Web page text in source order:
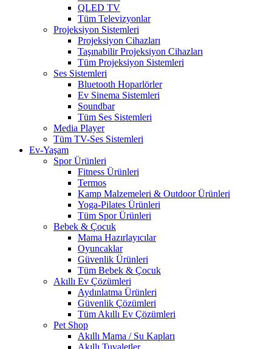
QLED TV
Tüm Televizyonlar
Projeksiyon Sistemleri
Projeksiyon Cihazları
Taşınabilir Projeksiyon Cihazları
Tüm Projeksiyon Sistemleri
Ses Sistemleri
Bluetooth Hoparlörler
Ev Sinema Sistemleri
Soundbar
Tüm Ses Sistemleri
Media Player
Tüm TV-Ses Sistemleri
Ev-Yaşam
Spor Ürünleri
Fitness Ürünleri
Termos
Kamp Malzemeleri & Outdoor Ürünleri
Yoga-Pilates Ürünleri
Tüm Spor Ürünleri
Bebek & Çocuk
Mama Hazırlayıcılar
Oyuncaklar
Güvenlik Ürünleri
Tüm Bebek & Çocuk
Akıllı Ev Çözümleri
Aydınlatma Ürünleri
Güvenlik Çözümleri
Tüm Akıllı Ev Çözümleri
Pet Shop
Akıllı Mama / Su Kapları
Akıllı Tuvaletler